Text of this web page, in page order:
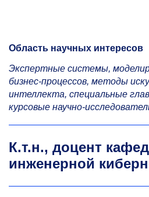
Область научных интересов
Экспертные системы,
бизнес-процессов, методы
интеллекта, специальные
курсовые научно-
К.т.н., доцент
инженерной